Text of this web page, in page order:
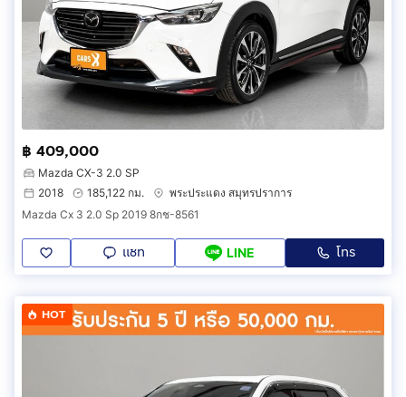
฿ 409,000
Mazda CX-3 2.0 SP
2018
185,122 กม.
พระประแดง สมุทรปราการ
Mazda Cx 3 2.0 Sp 2019 8กช-8561
แชท LINE โทร
HOT